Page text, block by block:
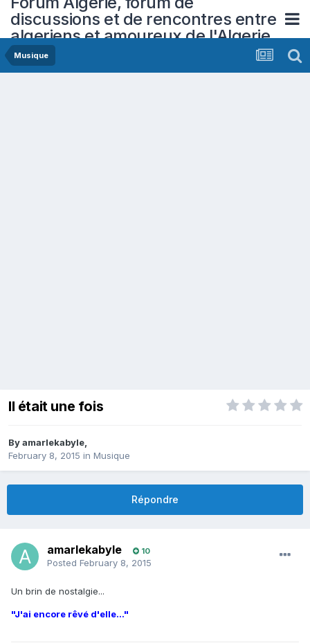
discussions et de rencontres entre
algeriens et amoureux de l'Algerie
Musique
Il était une fois
Byamarlekabyle,
February 8, 2015 in Musique
Répondre
amarlekabyle 10
Posted February 8, 2015
Un brin de nostalgie...
"J'ai encore rêvé d'elle..."